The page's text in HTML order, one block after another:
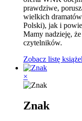
prawdziwe,
wielkich
Polski), jak i
Mamy nadzieję,
czytelników.
Zobacz listę
×
Znak